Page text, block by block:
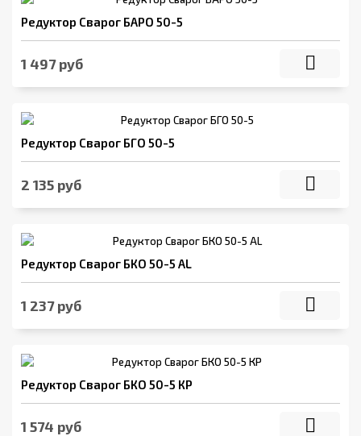
Редуктор Сварог БАРО 50-5
1 497 руб
Редуктор Сварог БГО 50-5
2 135 руб
Редуктор Сварог БКО 50-5 AL
1 237 руб
Редуктор Сварог БКО 50-5 КР
1 574 руб